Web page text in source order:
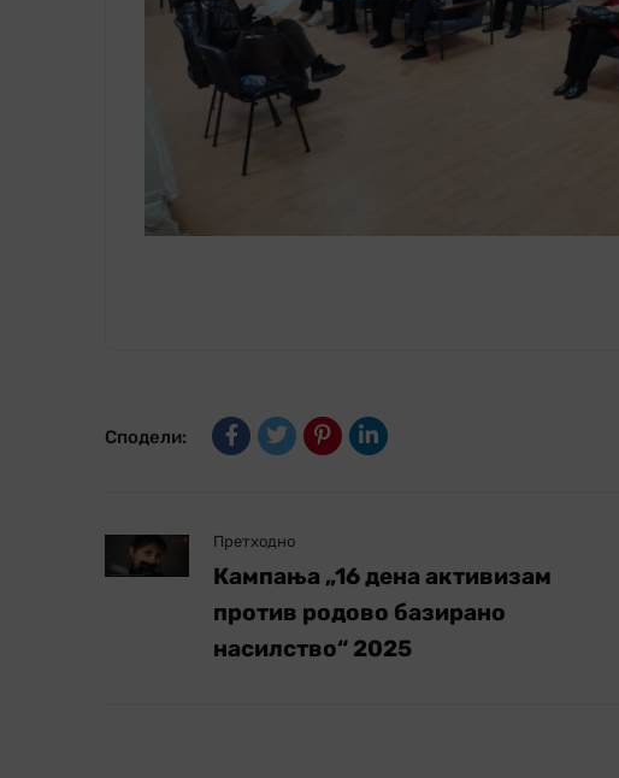
Сподели:
Претходно
Кампања „16 дена активизам
против родово базирано
насилство“ 2025